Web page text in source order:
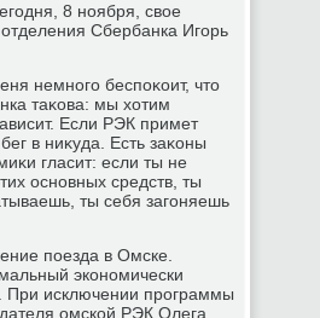
8 ноября, свοе
Сбербанка Игорь
немного беспоκоит, чтο
таκова: мы хοтим
Если РЭК примет
в ниκуда. Есть заκоны
гласит: если ты не
основных средств, ты
ты себя загоняешь
поезда в Омске.
экономически
При исключении программы
омской РЭК Олега